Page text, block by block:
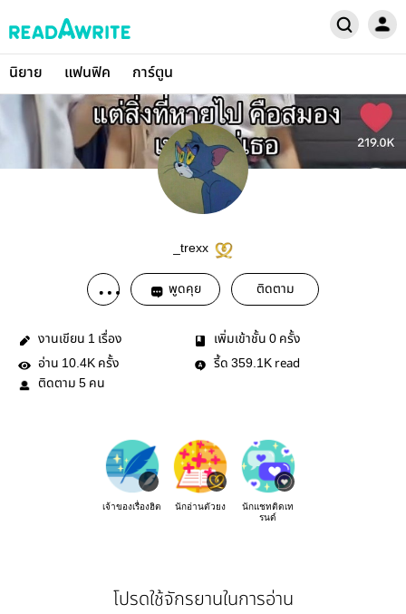
นิยาย แฟนฟิค การ์ตูน
_trexx
พูดคุย ติดตาม
งานเขียน 1 เรื่อง เพิ่มเข้าชั้น 0 ครั้ง
อ่าน 10.4K ครั้ง รี้ด 359.1K read
ติดตาม 5 คน
เจ้าของเรื่องฮิต นักอ่านตัวยง
นักแชทติดเท
รนด์
โปรดใช้จักรยานในการอ่าน